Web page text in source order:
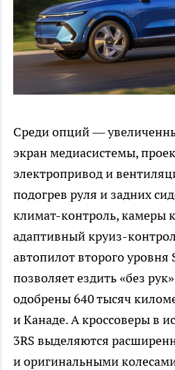
Среди опций —
экран медиасистемы,
электропривод и
подогрев руля и задних
климат-контроль, камеры
адаптивный круиз-
автопилот второго
позволяет ездить «без
одобрены 640 тысяч
и Канаде. А кроссоверы в
3RS выделяются
и оригинальными